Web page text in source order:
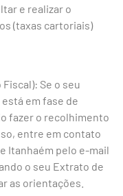
e realizar o
(taxas cartoriais)
Se o seu
em fase de
fazer o recolhimento
entre em contato
Itanhaém pelo e-mail
o seu Extrato de
as orientações.